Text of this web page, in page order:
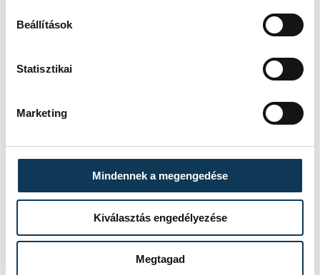
Beállítások
Statisztikai
Marketing
Mindennek a megengedése
Kiválasztás engedélyezése
Megtagad